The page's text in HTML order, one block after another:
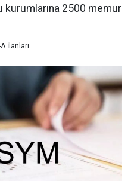
kurumlarına 2500 memur
A İlanları